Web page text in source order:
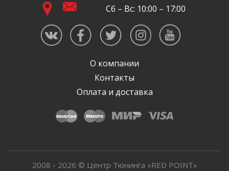
Сб – Вс: 10:00 – 17:00
О компании
Контакты
Оплата и доставка
2008 - 2026 © Центр Тюнинга «RED POINT»